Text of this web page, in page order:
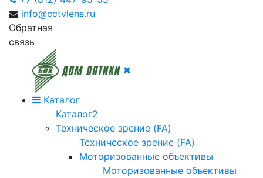
info@cctvlens.ru
Обратная
связь
Каталог
Каталог2
Техническое зрение (FA)
Техническое зрение (FA)
Моторизованные объективы
Моторизованные объективы